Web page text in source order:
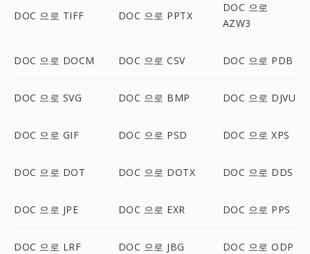
DOC 으로 TIFF DOC 으로 PPTX
DOC 으로
AZW3
DOC 으로 DOCM DOC 으로 CSV DOC 으로 PDB
DOC 으로 SVG DOC 으로 BMP DOC 으로 DJVU
DOC 으로 GIF DOC 으로 PSD DOC 으로 XPS
DOC 으로 DOT DOC 으로 DOTX DOC 으로 DDS
DOC 으로 JPE DOC 으로 EXR DOC 으로 PPS
DOC 으로 LRF DOC 으로 JBG DOC 으로 ODP